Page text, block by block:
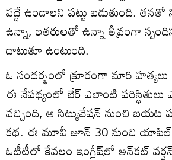
వ‌ద్దే ఉండాల‌ని ప‌ట్టు బ‌డుతుంది.
ఉన్నా, ఇత‌రుల‌తో ఉన్నా తీవ్రంగా
దాటుతూ ఉంటుంది.
ఓ సంద‌ర్భంలో క్రూరంగా మారి హ‌త్య‌లు
ఈ నేప‌థ్యంలో బేర్ ఎలాంటి ప‌రిస్థితులు
వ‌చ్చింది, ఆ సిట్యువేష‌న్ నుంచి
క‌థ‌. ఈ మూవీ జూన్ 30 నుంచి యాపిల్
ఓటీటీలో కేవ‌లం ఇంగ్లీష్‌లో అన్‌క‌ట్ వ‌ర్ష‌న్‌